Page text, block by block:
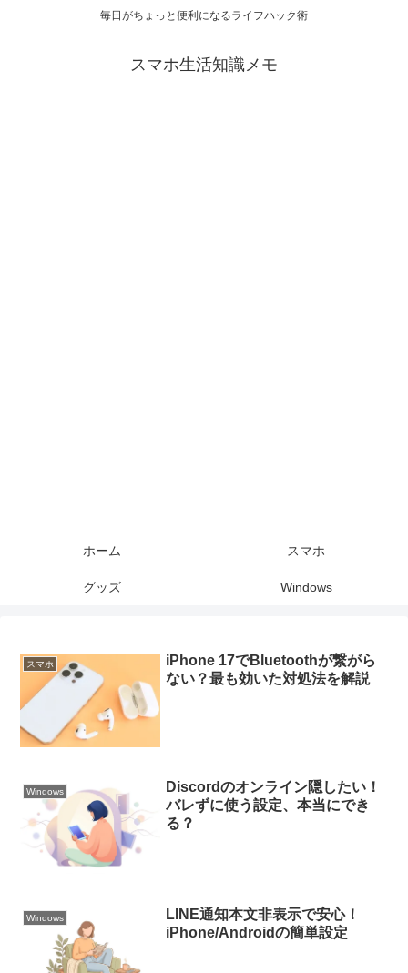
毎日がちょっと便利になるライフハック術
スマホ生活知識メモ
ホーム スマホ
グッズ Windows
スマホ
iPhone 17でBluetoothが繋がら
ない？最も効いた対処法を解説
Windows
Discordのオンライン隠したい！
バレずに使う設定、本当にでき
る？
Windows
LINE通知本文非表示で安心！
iPhone/Androidの簡単設定